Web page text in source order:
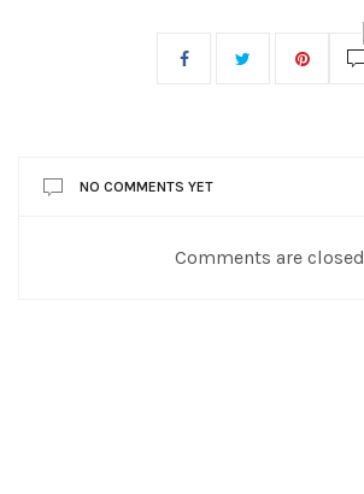
NO COMMENTS YET
Comments are closed